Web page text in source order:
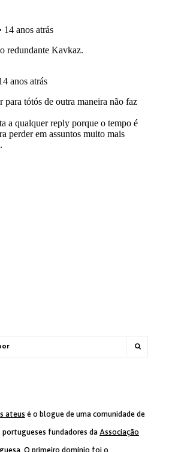
ateus é o blogue de uma comunidade de
fundadores da Associação
. O primeiro domínio foi o